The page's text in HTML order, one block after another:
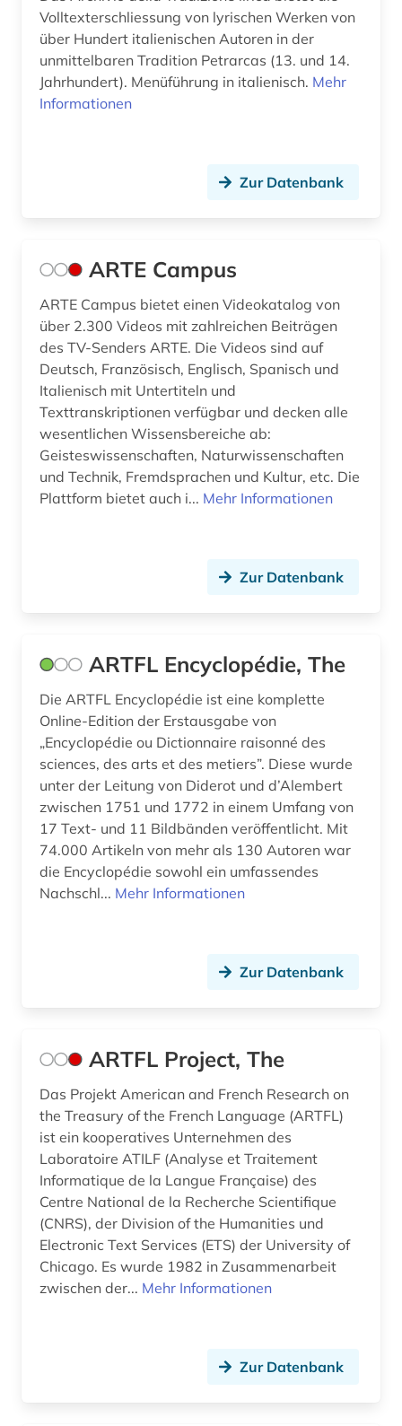
heiliger (1)
hispanistik (60)
historische lexikographie (3)
historische sprachwissenschaft (2)
hochschulschrift (2)
hochschulschriften (1)
honoré de (1)
hugo (1)
humanismus (4)
iberische halbinsel (1)
iberoamerika (2)
indigenes volk (1)
indogermanische sprachen (1)
indogermanistik (1)
informatik (1)
informationswissenschaft (1)
ingenieurwissenschaften (1)
inka (1)
italianistik (58)
italienisch (70)
italienische dialekte (1)
italienische literatur (1)
italiensch (1)
japan (1)
jiddisch (1)
Volltexterschliessung von lyrischen Werken von
über Hundert italienischen Autoren in der
unmittelbaren Tradition Petrarcas (13. und 14.
Jahrhundert). Menüführung in italienisch. Mehr
Informationen
Zur Datenbank
ARTE Campus
ARTE Campus bietet einen Videokatalog von
über 2.300 Videos mit zahlreichen Beiträgen
des TV-Senders ARTE. Die Videos sind auf
Deutsch, Französisch, Englisch, Spanisch und
Italienisch mit Untertiteln und
Texttranskriptionen verfügbar und decken alle
wesentlichen Wissensbereiche ab:
Geisteswissenschaften, Naturwissenschaften
und Technik, Fremdsprachen und Kultur, etc. Die
Plattform bietet auch i... Mehr Informationen
Zur Datenbank
ARTFL Encyclopédie, The
Die ARTFL Encyclopédie ist eine komplette
Online-Edition der Erstausgabe von
„Encyclopédie ou Dictionnaire raisonné des
sciences, des arts et des metiers”. Diese wurde
unter der Leitung von Diderot und d’Alembert
zwischen 1751 und 1772 in einem Umfang von
17 Text- und 11 Bildbänden veröffentlicht. Mit
74.000 Artikeln von mehr als 130 Autoren war
die Encyclopédie sowohl ein umfassendes
Nachschl... Mehr Informationen
Zur Datenbank
ARTFL Project, The
Das Projekt American and French Research on
the Treasury of the French Language (ARTFL)
ist ein kooperatives Unternehmen des
Laboratoire ATILF (Analyse et Traitement
Informatique de la Langue Française) des
Centre National de la Recherche Scientifique
(CNRS), der Division of the Humanities und
Electronic Text Services (ETS) der University of
Chicago. Es wurde 1982 in Zusammenarbeit
zwischen der... Mehr Informationen
Zur Datenbank